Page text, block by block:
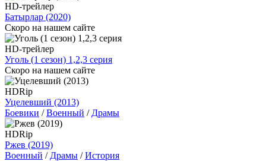
HD-трейлер
Батырлар (2020)
Скоро на нашем сайте
HD-трейлер
Уголь (1 сезон) 1,2,3 серия
Скоро на нашем сайте
HDRip
Уцелевший (2013)
Боевики /Военный / Драмы
HDRip
Ржев (2019)
Военный / Драмы /История